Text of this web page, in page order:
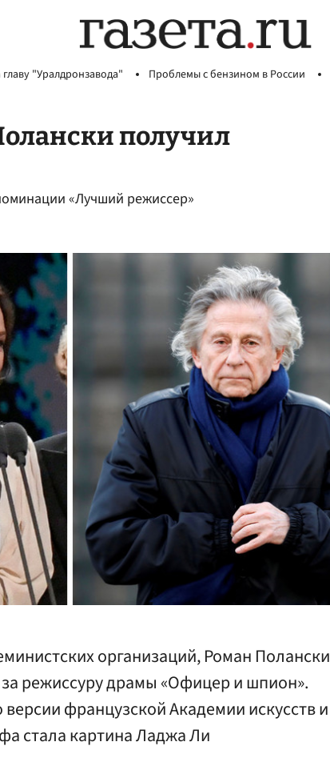
"Уралдронзавода" Проблемы с бензином в России
получил
«Лучший режиссер»
организаций, Роман Полански
режиссуру драмы «Офицер и шпион».
французской Академии искусств и
стала картина Ладжа Ли